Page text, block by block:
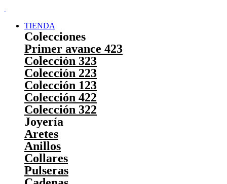
TIENDA
Colecciones
Primer avance 423
Colección 323
Colección 223
Colección 123
Colección 422
Colección 322
Joyería
Aretes
Anillos
Collares
Pulseras